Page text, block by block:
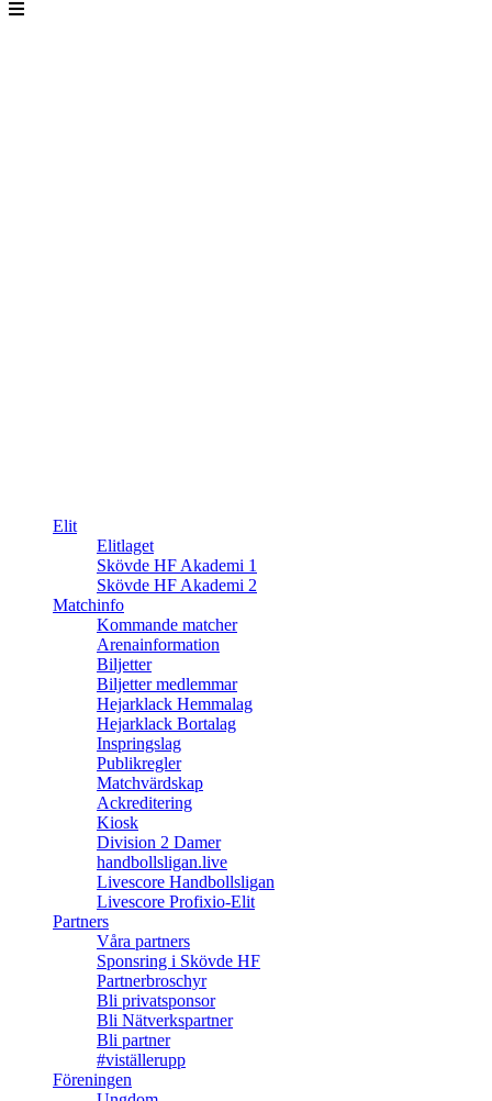
Elit
Elitlaget
Skövde HF Akademi 1
Skövde HF Akademi 2
Matchinfo
Kommande matcher
Arenainformation
Biljetter
Biljetter medlemmar
Hejarklack Hemmalag
Hejarklack Bortalag
Inspringslag
Publikregler
Matchvärdskap
Ackreditering
Kiosk
Division 2 Damer
handbollsligan.live
Livescore Handbollsligan
Livescore Profixio-Elit
Partners
Våra partners
Sponsring i Skövde HF
Partnerbroschyr
Bli privatsponsor
Bli Nätverkspartner
Bli partner
#viställerupp
Föreningen